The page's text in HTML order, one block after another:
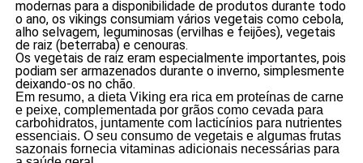
modernas para a disponibilidade de produtos durante todo
o ano, os vikings consumiam vários vegetais como cebola,
alho selvagem, leguminosas (ervilhas e feijões), vegetais
de raiz (beterraba) e cenouras.
Os vegetais de raiz eram especialmente importantes, pois
podiam ser armazenados durante o inverno, simplesmente
deixando-os no chão.
Em resumo, a dieta Viking era rica em proteínas de carne
e peixe, complementada por grãos como cevada para
carbohidratos, juntamente com lacticínios para nutrientes
essenciais. O seu consumo de vegetais e algumas frutas
sazonais fornecia vitaminas adicionais necessárias para